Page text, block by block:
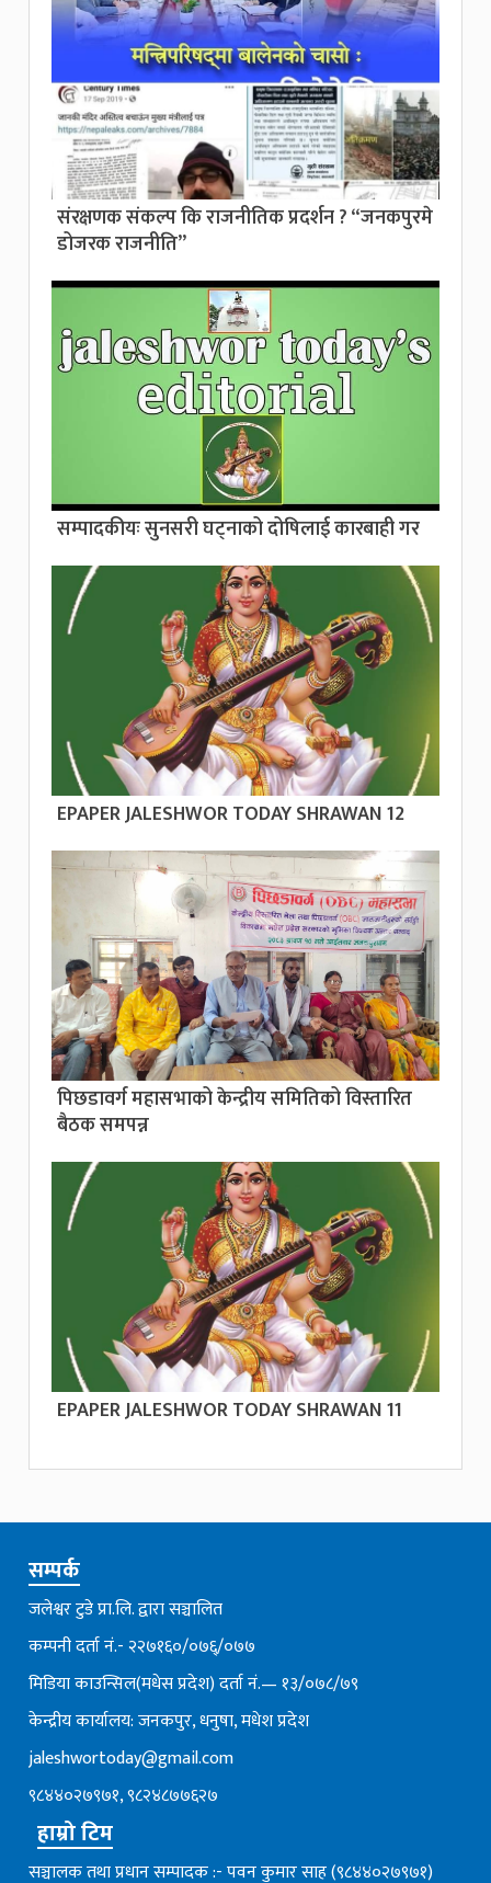
संरक्षणक संकल्प कि राजनीतिक प्रदर्शन ? “जनकपुरमे
डोजरक राजनीति”
सम्पादकीयः सुनसरी घट्नाको दोषिलाई कारबाही गर
EPAPER JALESHWOR TODAY SHRAWAN 12
पिछडावर्ग महासभाको केन्द्रीय समितिको विस्तारित
बैठक समपन्न
EPAPER JALESHWOR TODAY SHRAWAN 11
सम्पर्क
जलेश्वर टुडे प्रा.लि. द्वारा सञ्चालित
कम्पनी दर्ता नं.- २२७१६०/०७६्/०७७
मिडिया काउन्सिल(मधेस प्रदेश) दर्ता नं.— १३/०७८/७९
केन्द्रीय कार्यालय: जनकपुर, धनुषा, मधेश प्रदेश
jaleshwortoday@gmail.com
९८४४०२७९७१, ९८२४८७७६२७
हाम्रो टिम
सञ्चालक तथा प्रधान सम्पादक :- पवन कुमार साह (९८४४०२७९७१)